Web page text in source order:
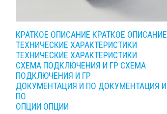
КРАТКОЕ ОПИСАНИЕ КРАТКОЕ ОПИСАНИЕ
ТЕХНИЧЕСКИЕ ХАРАКТЕРИСТИКИ
ТЕХНИЧЕСКИЕ ХАРАКТЕРИСТИКИ
СХЕМА ПОДКЛЮЧЕНИЯ И ГР СХЕМА
ПОДКЛЮЧЕНИЯ И ГР
ДОКУМЕНТАЦИЯ И ПО ДОКУМЕНТАЦИЯ И
ПО
ОПЦИИ ОПЦИИ